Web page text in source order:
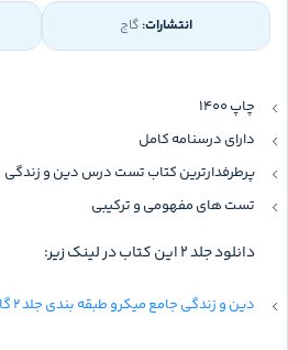
انتشارات: گاج
چاپ 1400
دارای درسنامه کامل
پرطرفدارترین کتاب تست درس دین و زندگی
تست های مفهومی و ترکیبی
دانلود جلد 2 این کتاب در لینک زیر:
دین و زندگی جامع میکرو طبقه بندی جلد 2 گاج